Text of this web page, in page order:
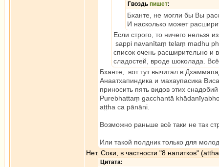
Гвоздь пишет:
Бханте, не могли бы Вы
И насколько может
Если строго, то ничего нельзя
sappi navanītaṃ telaṃ madhu
список очень расширительно и
сладостей, вроде шоколада.
Бханте, вот тут вычитал в
Анаатхапиндика и махаупасика
приносить пять видов этих
Purebhattaṃ gacchantā
aṭṭha ca pānāni.
Возможно раньше всё таки не так
Или такой полдник только для
Нет. Соки, в частности "8 напитков"
Цитата: